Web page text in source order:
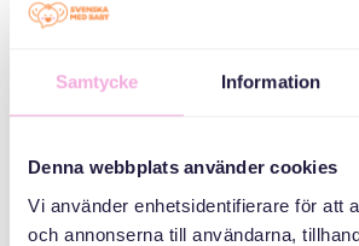
Samtycke Information
Denna webbplats använder cookies
Vi använder enhetsidentifierare för att
och annonserna till användarna,
سه نسل ملاقات می
کنند